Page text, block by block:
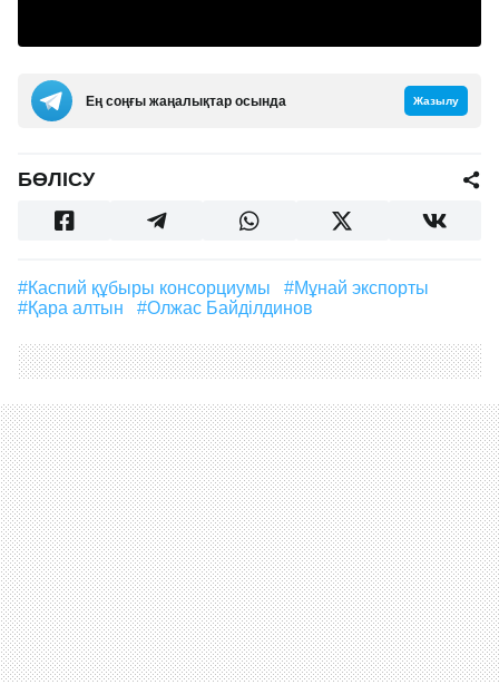
Ең соңғы жаңалықтар осында Жазылу
БӨЛІСУ
#Каспий құбыры консорциумы
#мұнай экспорты
#қара алтын
#Олжас Байділдинов